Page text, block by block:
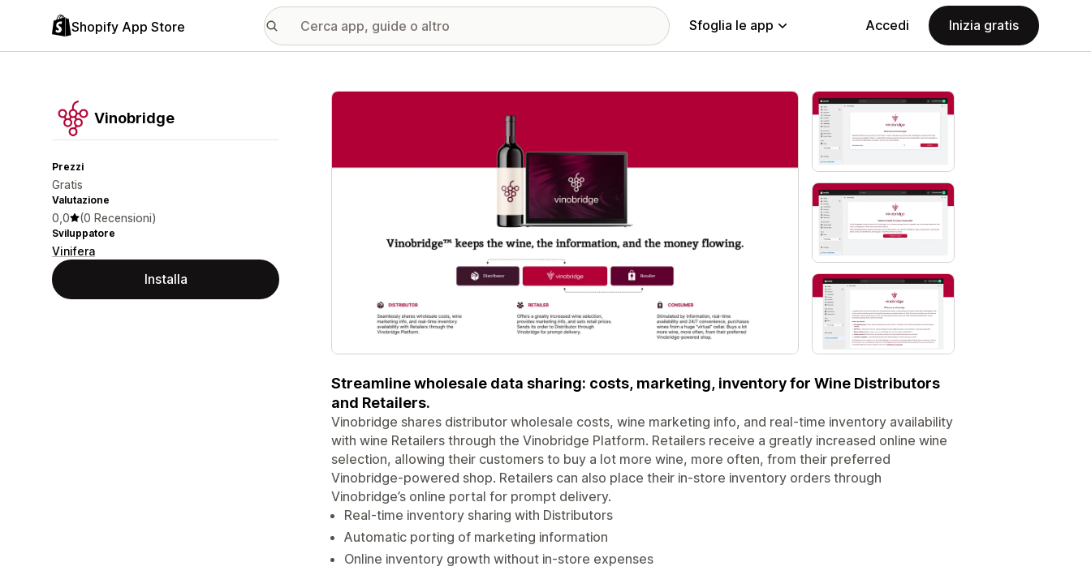
Shopify App Store Sfoglia le app Accedi Inizia gratis
Vinobridge
Prezzi
Gratis
Valutazione
0,0 (0 Recensioni)
Sviluppatore
Vinifera
Installa
Galleria immagini in evidenza
Streamline wholesale data sharing: costs, marketing, inventory for Wine Distributors
and Retailers.
Vinobridge shares distributor wholesale costs, wine marketing info, and real-time inventory availability
with wine Retailers through the Vinobridge Platform. Retailers receive a greatly increased online wine
selection, allowing their customers to buy a lot more wine, more often, from their preferred
Vinobridge-powered shop. Retailers can also place their in-store inventory orders through
Vinobridge’s online portal for prompt delivery.
Real-time inventory sharing with Distributors
Automatic porting of marketing information
Online inventory growth without in-store expenses